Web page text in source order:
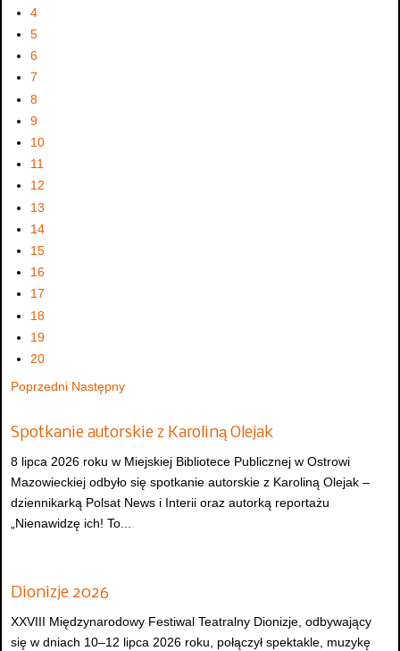
4
5
6
7
8
9
10
11
12
13
14
15
16
17
18
19
20
Poprzedni Następny
Spotkanie autorskie z Karoliną Olejak
8 lipca 2026 roku w Miejskiej Bibliotece Publicznej w Ostrowi
Mazowieckiej odbyło się spotkanie autorskie z Karoliną Olejak –
dziennikarką Polsat News i Interii oraz autorką reportażu
„Nienawidzę ich! To...
Dionizje 2026
XXVIII Międzynarodowy Festiwal Teatralny Dionizje, odbywający
się w dniach 10–12 lipca 2026 roku, połączył spektakle, muzykę